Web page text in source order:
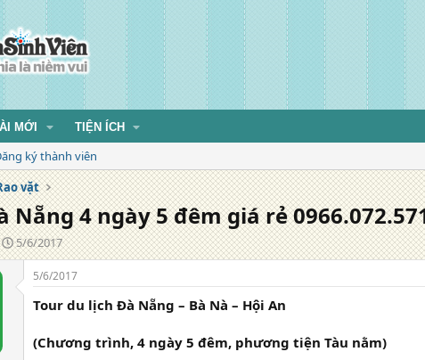
MỚI TIỆN ÍCH
ký thành viên
vặt
Nẵng 4 ngày 5 đêm giá rẻ
N
g
y
5/6/2017
5/6/2017
Tour du lịch Đà Nẵng – Bà Nà – Hội An
(Chương trình, 4 ngày 5 đêm, phương tiện Tàu nằm)